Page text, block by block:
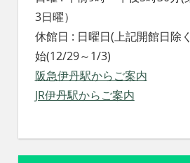
3日曜）
休館日 : 日曜日(上記開館日除
始(12/29～1/3)
阪急伊丹駅からご案内
JR伊丹駅からご案内